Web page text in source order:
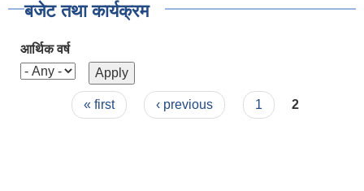
बजेट तथा कार्यक्रम
आर्थिक वर्ष
Pages« first ‹ previous 1 2